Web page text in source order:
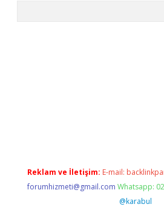
Reklam ve İletişim: E-mail:
forumhizmeti@gmail.com Whatsapp:
@karabul